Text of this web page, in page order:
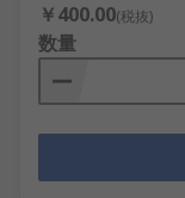
￥400.00(税抜)
数量